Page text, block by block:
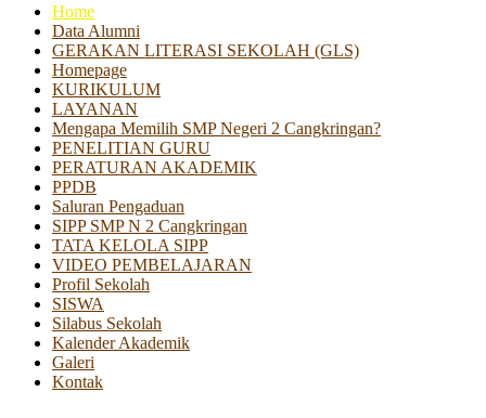
Home
Data Alumni
GERAKAN LITERASI SEKOLAH (GLS)
Homepage
KURIKULUM
LAYANAN
Mengapa Memilih SMP Negeri 2 Cangkringan?
PENELITIAN GURU
PERATURAN AKADEMIK
PPDB
Saluran Pengaduan
SIPP SMP N 2 Cangkringan
TATA KELOLA SIPP
VIDEO PEMBELAJARAN
Profil Sekolah
SISWA
Silabus Sekolah
Kalender Akademik
Galeri
Kontak